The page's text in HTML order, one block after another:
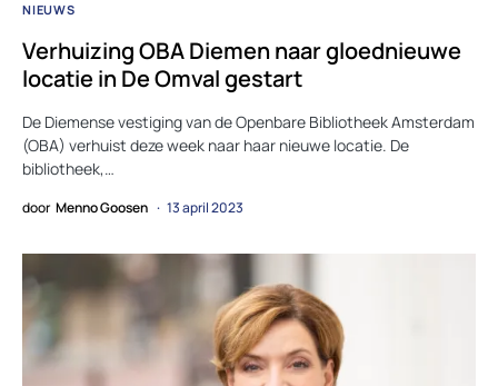
NIEUWS
Verhuizing OBA Diemen naar gloednieuwe
locatie in De Omval gestart
De Diemense vestiging van de Openbare Bibliotheek Amsterdam
(OBA) verhuist deze week naar haar nieuwe locatie. De
bibliotheek,…
door Menno Goosen 13 april 2023